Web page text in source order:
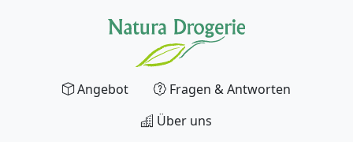
Angebot
Fragen & Antworten
Über uns